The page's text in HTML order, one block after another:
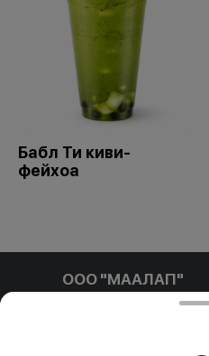
Бабл Ти киви-
фейхоа
ООО "МААЛАП"
ООО "МААЛАП" УНП